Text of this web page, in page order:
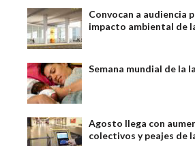
Convocan a audiencia
impacto ambiental de
Semana mundial de la
Agosto llega con
colectivos y peajes de